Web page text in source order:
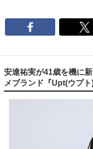
安達祐実が41歳を機に
メブランド『Upt(ウプト